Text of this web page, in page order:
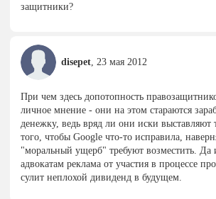
защитники?
disepet, 23 мая 2012
При чем здесь допотопность
личное мнение - они на этом стараются
денежку, ведь вряд ли они иски выставляют
того, чтобы Google что-то исправила,
"моральный ущерб" требуют возместить. Да
адвокатам реклама от участия в процессе
сулит неплохой дивиденд в будущем.